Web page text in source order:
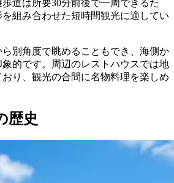
道は所要30分前後で一周できるた
組み合わせた短時間観光に適してい
別角度で眺めることもでき、海側か
的です。周辺のレストハウスでは地
り、観光の合間に名物料理を楽しめ
歴史